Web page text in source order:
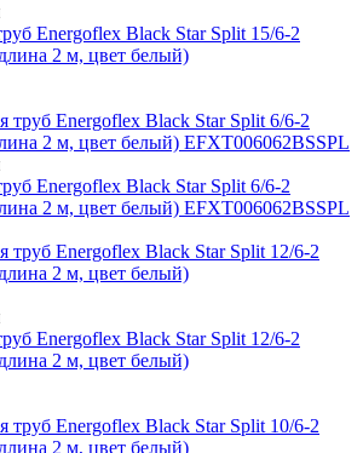
Energoflex Black Star Split 15/6-2
2 м, цвет белый)
Energoflex Black Star Split 6/6-2
2 м, цвет белый) EFXT006062BSSPL
Energoflex Black Star Split 12/6-2
2 м, цвет белый)